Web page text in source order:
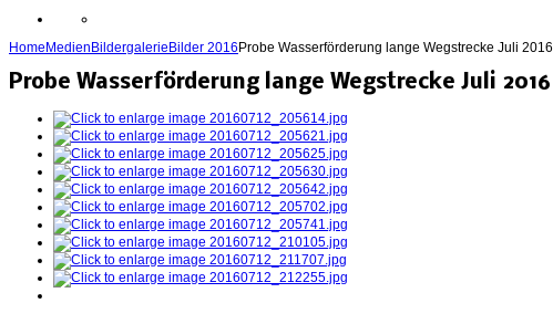
Home Medien Bildergalerie Bilder 2016 Probe Wasserförderung lange Wegstrecke Juli 2016
Probe Wasserförderung lange Wegstrecke Juli 2016